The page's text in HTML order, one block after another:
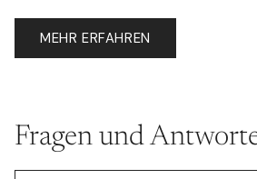
MEHR ERFAHREN
Fragen und